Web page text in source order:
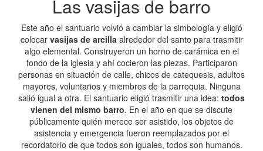
Las vasijas de barro
Este año el santuario volvió a cambiar la simbología y eligió
colocar vasijas de arcillaalrededor del santo para trasmitir
algo elemental. Construyeron un horno de carámica en el
fondo de la iglesia y ahí cocieron las piezas. Participaron
personas en situación de calle, chicos de catequesis, adultos
mayores, voluntarios y miembros de la parroquia. Ninguna
salió igual a otra. El santuario eligió trasmitir una idea: todos
vienen del mismo barro. En el año en que se discute
públicamente quién merece ser asistido, los objetos de
asistencia y emergencia fueron reemplazados por el
recordatorio de que todos son iguales, todos son humanos.